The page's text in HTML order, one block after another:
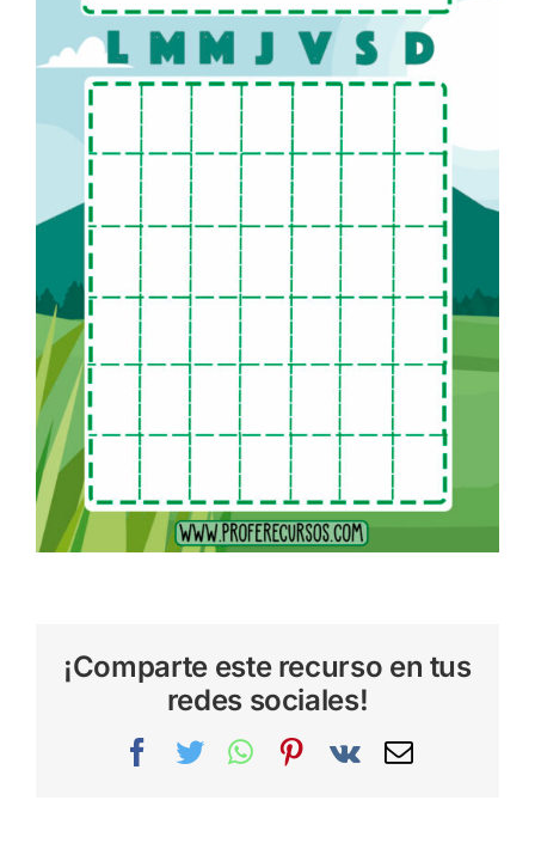
¡Comparte este recurso en tus
redes sociales!
Facebook
TwitterWhatsAppPinterest
Vk
Correo